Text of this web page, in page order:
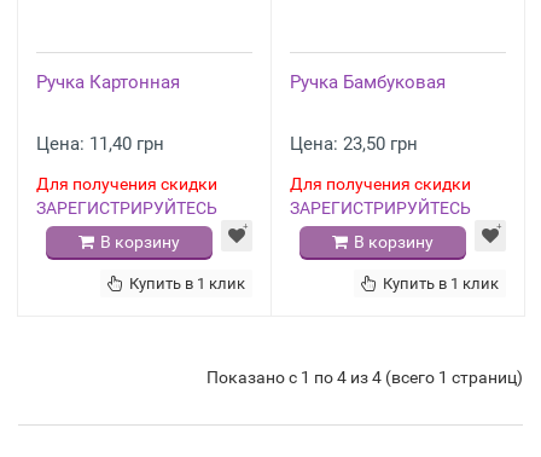
Ручка Картонная
Цена: 11,40 грн
Для получения скидки
ЗАРЕГИСТРИРУЙТЕСЬ
В корзину
Купить в 1 клик
Ручка Бамбуковая
Цена: 23,50 грн
Для получения скидки
ЗАРЕГИСТРИРУЙТЕСЬ
В корзину
Купить в 1 клик
Показано с 1 по 4 из 4 (всего 1 страниц)